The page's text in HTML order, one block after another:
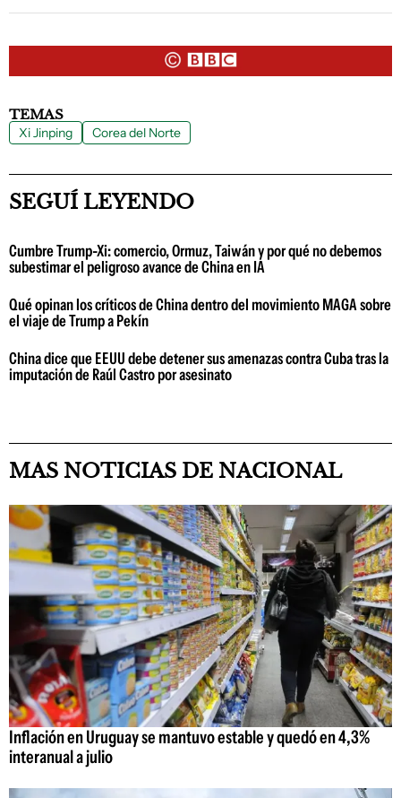
TEMAS
Xi Jinping Corea del Norte
SEGUÍ LEYENDO
Cumbre Trump-Xi: comercio, Ormuz, Taiwán y por qué no debemos
subestimar el peligroso avance de China en IA
Qué opinan los críticos de China dentro del movimiento MAGA sobre
el viaje de Trump a Pekín
China dice que EEUU debe detener sus amenazas contra Cuba tras la
imputación de Raúl Castro por asesinato
MAS NOTICIAS DE NACIONAL
Inflación en Uruguay se mantuvo estable y quedó en 4,3%
interanual a julio